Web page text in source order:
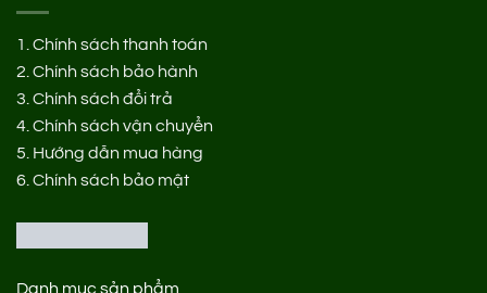
1. Chính sách thanh toán
2. Chính sách bảo hành
3. Chính sách đổi trả
4. Chính sách vận chuyển
5. Hướng dẫn mua hàng
6. Chính sách bảo mật
Danh mục sản phẩm